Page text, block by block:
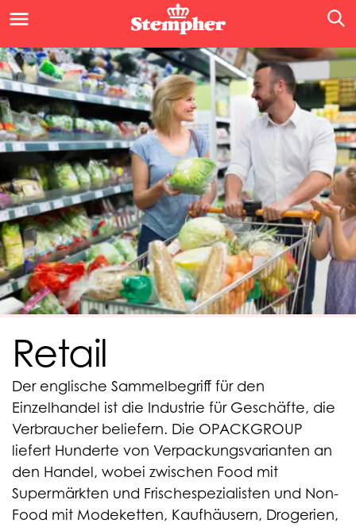
Retail
Der englische Sammelbegriff für den
Einzelhandel ist die Industrie für Geschäfte, die
Verbraucher beliefern. Die OPACKGROUP
liefert Hunderte von Verpackungsvarianten an
den Handel, wobei zwischen Food mit
Supermärkten und Frischespezialisten und Non-
Food mit Modeketten, Kaufhäusern, Drogerien,